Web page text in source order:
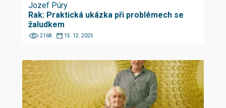
Jozef Púry
Rak: Praktická ukázka při problémech se
žaludkem
2168 15. 12. 2025